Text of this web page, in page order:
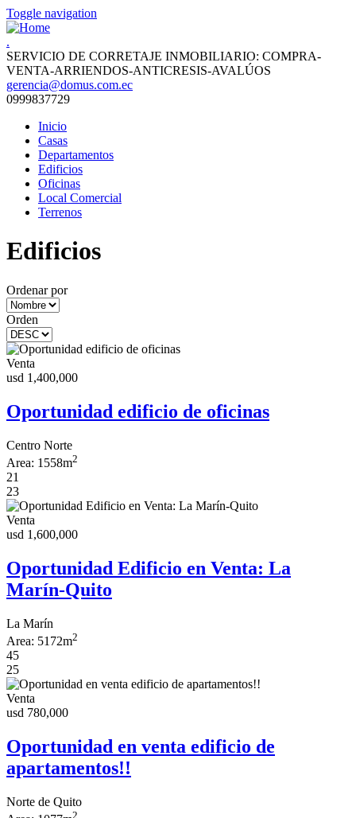
Toggle navigation
.
SERVICIO DE CORRETAJE INMOBILIARIO: COMPRA-
VENTA-ARRIENDOS-ANTICRESIS-AVALÚOS
gerencia@domus.com.ec
0999837729
Inicio
Casas
Departamentos
Edificios
Oficinas
Local Comercial
Terrenos
Edificios
Ordenar por
Orden
Venta
usd 1,400,000
Oportunidad edificio de oficinas
Centro Norte
Area: 1558m2
21
23
Venta
usd 1,600,000
Oportunidad Edificio en Venta: La
Marín-Quito
La Marín
Area: 5172m2
45
25
Venta
usd 780,000
Oportunidad en venta edificio de
apartamentos!!
Norte de Quito
2